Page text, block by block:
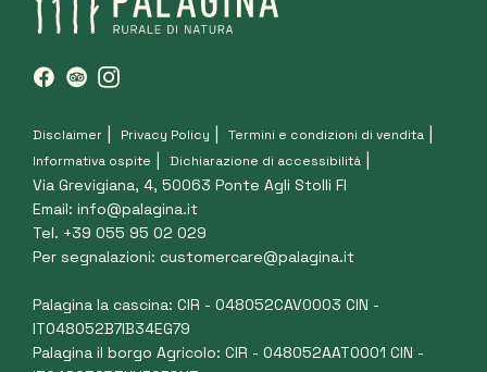
Disclaimer Privacy Policy
Termini e condizioni di vendita
Informativa ospite
Dichiarazione di accessibilità
Via Grevigiana, 4, 50063 Ponte Agli Stolli FI
Email: info@palagina.it
Tel. +39 055 95 02 029
Per segnalazioni: customercare@palagina.it
Palagina la cascina: CIR - 048052CAV0003 CIN -
IT048052B7IB34EG79
Palagina il borgo Agricolo: CIR - 048052AAT0001 CIN -